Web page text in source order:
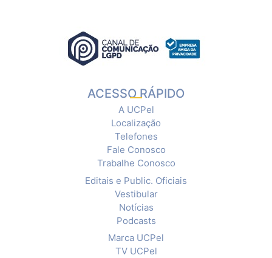
ACESSO RÁPIDO
A UCPel
Localização
Telefones
Fale Conosco
Trabalhe Conosco
Editais e Public. Oficiais
Vestibular
Notícias
Podcasts
Marca UCPel
TV UCPel